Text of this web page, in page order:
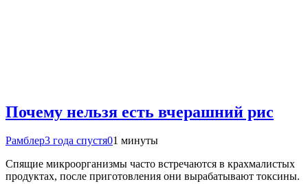
Почему нельзя есть вчерашний рис
Рамблер3 года спустя01 минуты
Спящие микроорганизмы часто встречаются в крахмалистых
продуктах, после приготовления они вырабатывают токсины.